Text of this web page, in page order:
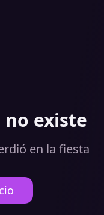
no existe
en la fiesta